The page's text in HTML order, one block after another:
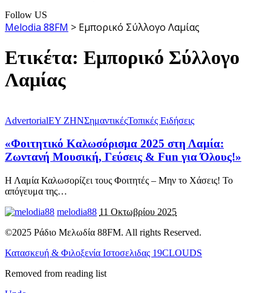
Follow US
Melodia 88FM > Εμπορικό Σύλλογο Λαμίας
Ετικέτα: Εμπορικό Σύλλογο
Λαμίας
AdvertorialΕΥ ΖΗΝΣημαντικέςΤοπικές Ειδήσεις
«Φοιτητικό Καλωσόρισμα 2025 στη Λαμία:
Ζωντανή Μουσική, Γεύσεις & Fun για Όλους!»
Η Λαμία Καλωσορίζει τους Φοιτητές – Μην το Χάσεις! Το
απόγευμα της…
melodia88 11 Οκτωβρίου 2025
©2025 Ράδιο Μελωδία 88FM. All rights Reserved.
Κατασκευή & Φιλοξενία Ιστοσελιδας 19CLOUDS
Removed from reading list